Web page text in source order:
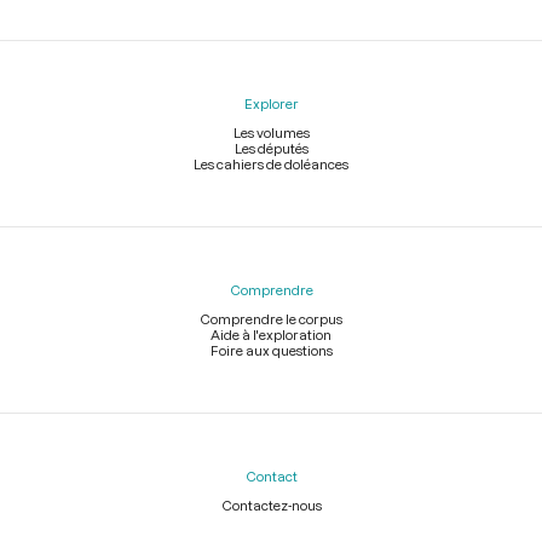
Explorer
Les volumes
Les députés
Les cahiers de doléances
Comprendre
Comprendre le corpus
Aide à l'exploration
Foire aux questions
Contact
Contactez-nous